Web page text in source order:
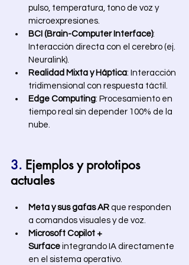
pulso, temperatura, tono de voz y
microexpresiones.
BCI (Brain-Computer Interface):
Interacción directa con el cerebro (ej.
Neuralink).
Realidad Mixta y Háptica: Interacción
tridimensional con respuesta táctil.
Edge Computing: Procesamiento en
tiempo real sin depender 100% de la
nube.
3. Ejemplos y prototipos
actuales
Meta y sus gafas AR que responden
a comandos visuales y de voz.
Microsoft Copilot +
Surface integrando IA directamente
en el sistema operativo.